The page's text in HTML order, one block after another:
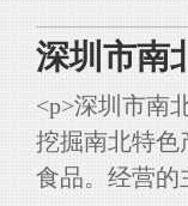
深圳市南
<p>深圳市南
挖掘南北特色
食品。经营的